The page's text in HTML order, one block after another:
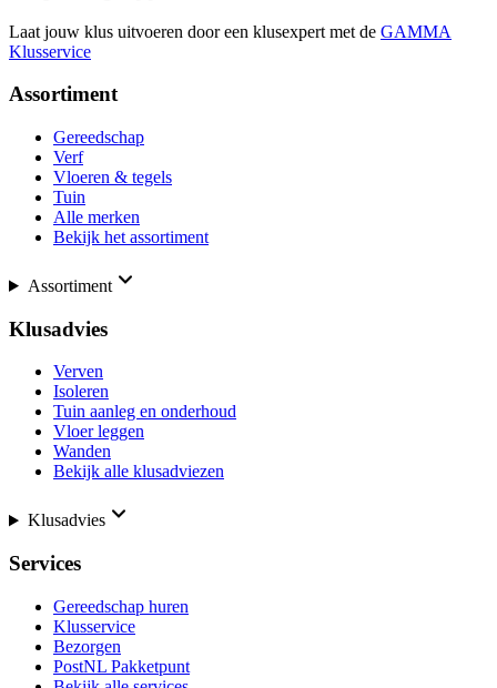
Laat jouw klus uitvoeren door een klusexpert met de GAMMA
Klusservice
Assortiment
Gereedschap
Verf
Vloeren & tegels
Tuin
Alle merken
Bekijk het assortiment
Assortiment
Klusadvies
Verven
Isoleren
Tuin aanleg en onderhoud
Vloer leggen
Wanden
Bekijk alle klusadviezen
Klusadvies
Services
Gereedschap huren
Klusservice
Bezorgen
PostNL Pakketpunt